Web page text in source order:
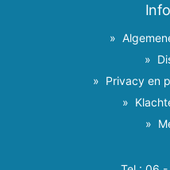
Privacy en